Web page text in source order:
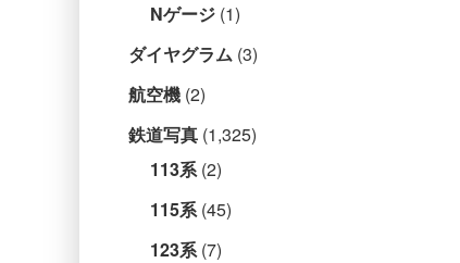
Nゲージ (1)
ダイヤグラム (3)
航空機 (2)
鉄道写真 (1,325)
113系(2)
115系(45)
123系(7)